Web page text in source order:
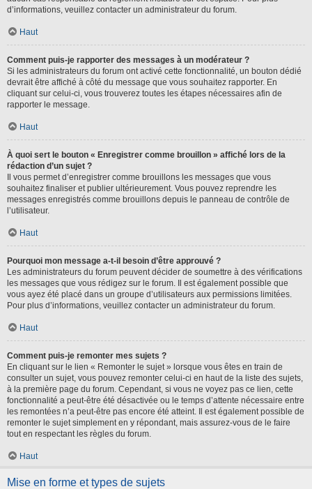
d’informations, veuillez contacter un administrateur du forum.
Haut
Comment puis-je rapporter des messages à un modérateur ?
Si les administrateurs du forum ont activé cette fonctionnalité, un bouton dédié
devrait être affiché à côté du message que vous souhaitez rapporter. En
cliquant sur celui-ci, vous trouverez toutes les étapes nécessaires afin de
rapporter le message.
Haut
À quoi sert le bouton « Enregistrer comme brouillon » affiché lors de la
rédaction d’un sujet ?
Il vous permet d’enregistrer comme brouillons les messages que vous
souhaitez finaliser et publier ultérieurement. Vous pouvez reprendre les
messages enregistrés comme brouillons depuis le panneau de contrôle de
l’utilisateur.
Haut
Pourquoi mon message a-t-il besoin d’être approuvé ?
Les administrateurs du forum peuvent décider de soumettre à des vérifications
les messages que vous rédigez sur le forum. Il est également possible que
vous ayez été placé dans un groupe d’utilisateurs aux permissions limitées.
Pour plus d’informations, veuillez contacter un administrateur du forum.
Haut
Comment puis-je remonter mes sujets ?
En cliquant sur le lien « Remonter le sujet » lorsque vous êtes en train de
consulter un sujet, vous pouvez remonter celui-ci en haut de la liste des sujets,
à la première page du forum. Cependant, si vous ne voyez pas ce lien, cette
fonctionnalité a peut-être été désactivée ou le temps d’attente nécessaire entre
les remontées n’a peut-être pas encore été atteint. Il est également possible de
remonter le sujet simplement en y répondant, mais assurez-vous de le faire
tout en respectant les règles du forum.
Haut
Mise en forme et types de sujets